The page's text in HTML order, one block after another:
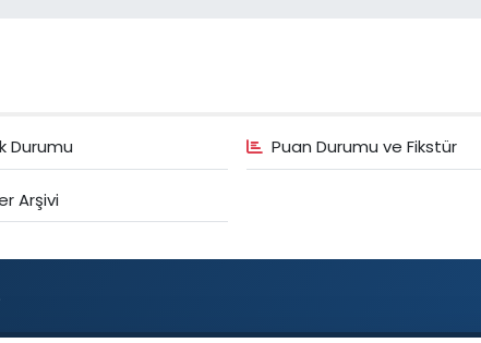
Durumu Puan Durumu ve Fikstür
Arşivi